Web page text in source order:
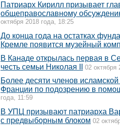
Патриарх Кирилл призывает
общеправославному
октября 2018 года, 18:25
До конца года на остатках
Кремле появится музейный
В Канаде открылась первая в
честь семьи Николая II
02 октября
Более десяти членов
Франции по подозрению в
года, 11:59
В УПЦ призывают патриарха
с предвыборным блоком 02